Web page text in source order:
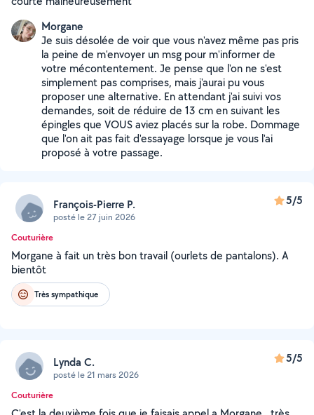
Morgane
Je suis désolée de voir que vous n'avez même pas pris
la peine de m'envoyer un msg pour m'informer de
votre mécontentement. Je pense que l'on ne s'est
simplement pas comprises, mais j'aurai pu vous
proposer une alternative. En attendant j'ai suivi vos
demandes, soit de réduire de 13 cm en suivant les
épingles que VOUS aviez placés sur la robe. Dommage
que l'on ait pas fait d'essayage lorsque je vous l'ai
proposé à votre passage.
François-Pierre P.
posté le 27 juin 2026
5/5
Couturière
Morgane à fait un très bon travail (ourlets de pantalons). A
bientôt
Très sympathique
Lynda C.
posté le 21 mars 2026
5/5
Couturière